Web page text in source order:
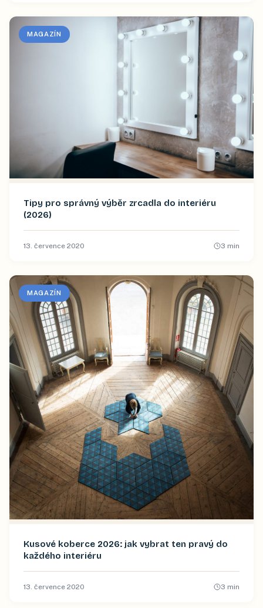
MAGAZÍN
Tipy pro správný výběr zrcadla do interiéru
(2026)
13. července 2020 3 min
MAGAZÍN
Kusové koberce 2026: jak vybrat ten pravý do
každého interiéru
13. července 2020 3 min